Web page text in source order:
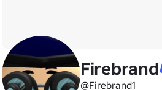
Firebrand
@Firebrand1